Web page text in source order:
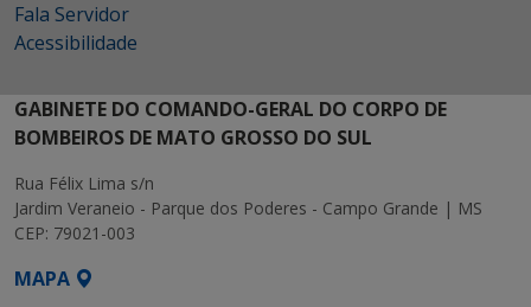
Fala Servidor
Acessibilidade
GABINETE DO COMANDO-GERAL DO CORPO DE
BOMBEIROS DE MATO GROSSO DO SUL
Rua Félix Lima s/n
Jardim Veraneio - Parque dos Poderes - Campo Grande | MS
CEP: 79021-003
MAPA